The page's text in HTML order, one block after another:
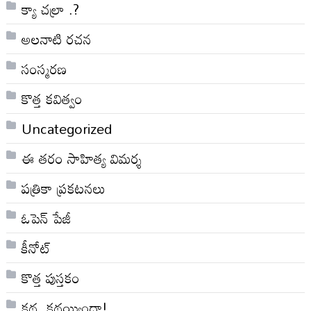
క్యా చల్రా .?
అలనాటి రచన
సంస్మరణ
కొత్త కవిత్వం
Uncategorized
ఈ తరం సాహిత్య విమర్శ
పత్రికా ప్రకటనలు
ఓపెన్ పేజీ
కీనోట్
కొత్త పుస్తకం